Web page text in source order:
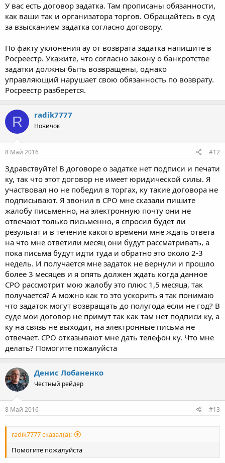
У вас есть договор задатка. Там прописаны обязанности,
как ваши так и организатора торгов. Обращайтесь в суд
за взысканием задатка согласно договору.
По факту уклонения ау от возврата задатка напишите в
Росреестр. Укажите, что согласно закону о банкротстве
задатки должны быть возвращены, однако
управляющий нарушает свою обязанность по возврату.
Росреестр разберется.
R radik7777
Новичок
8 Май 2016 #12
Здравствуйте! В договоре о задатке нет подписи и печати
ку, так что этот договор не имеет юридической силы. Я
участвовал но не победил в торгах, ку такие договора не
подписывают. Я звонил в СРО мне сказали пишите
жалобу письменно, на электронную почту они не
отвечают только письменно, я спросил будет ли
результат и в течение какого времени мне ждать ответа
на что мне ответили месяц они будут рассматривать, а
пока письма будут идти туда и обратно это около 2-3
недель. И получается мне задаток не вернули и прошло
более 3 месяцев и я опять должен ждать когда данное
СРО рассмотрит мою жалобу это плюс 1,5 месяца, так
получается? А можно как то это ускорить я так понимаю
что задаток могут возвращать до полугода если не год? В
суде мои договор не примут так как там нет подписи ку, а
ку на связь не выходит, на электронные письма не
отвечает. СРО отказывают мне дать телефон ку. Что мне
делать? Помогите пожалуйста
Денис Лобаненко
Честный рейдер
8 Май 2016 #13
radik7777 сказал(а):
Помогите пожалуйста